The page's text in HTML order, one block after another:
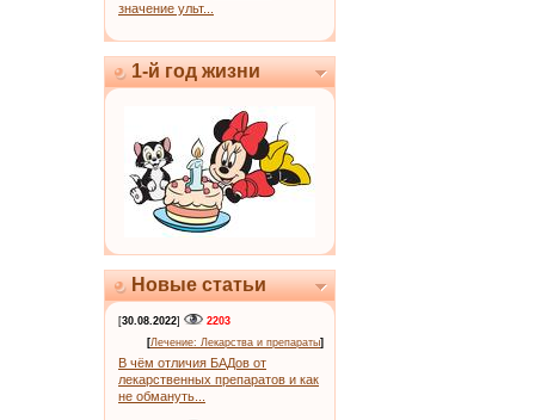
значение ульт...
1-й год жизни
Новые статьи
[30.08.2022]
2203
[Лечение: Лекарства и препараты]
В чём отличия БАДов от
лекарственных препаратов и как
не обмануть...